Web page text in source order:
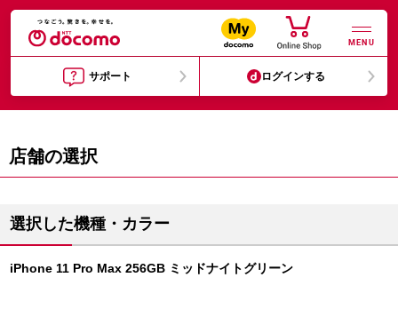
MENU
サポート ログインする
店舗の選択
選択した機種・カラー
iPhone 11 Pro Max 256GB ミッドナイトグリーン